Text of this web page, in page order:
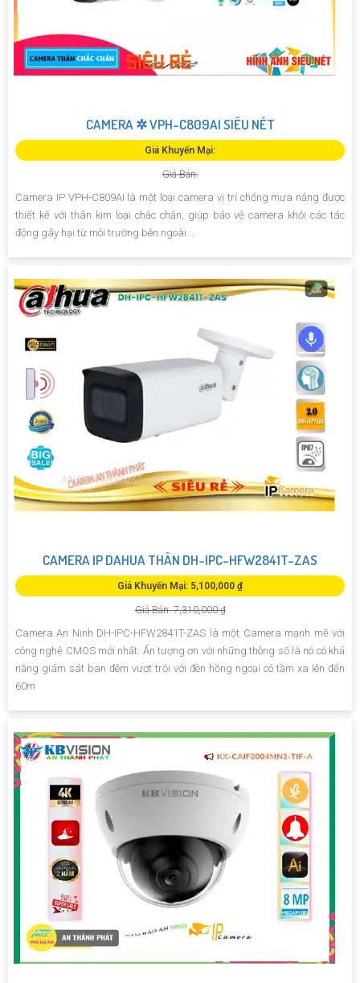
CAMERA ✲ VPH-C809AI SIÊU NÉT
Giá Khuyến Mại:
Giá Bán:
Camera IP VPH-C809AI là một loại camera vị trí chống mưa nắng được
thiết kế với thân kim loại chắc chắn, giúp bảo vệ camera khỏi các tác
động gây hại từ môi trường bên ngoài....
CAMERA IP DAHUA THÂN DH-IPC-HFW2841T-ZAS
Giá Khuyến Mại: 5,100,000 ₫
Giá Bán: 7,310,000 ₫
Camera An Ninh DH-IPC-HFW2841T-ZAS là một Camera mạnh mẽ với
công nghệ CMOS mới nhất. Ấn tượng ơn với những thông số là nó có khả
năng giám sát ban đêm vượt trội với đèn hồng ngoại có tầm xa lên đến
60m